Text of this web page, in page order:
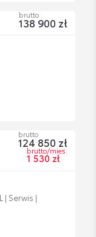
brutto
138 900 zł
| Serwis |
brutto
124 850 zł
brutto/mies.
1 530 zł